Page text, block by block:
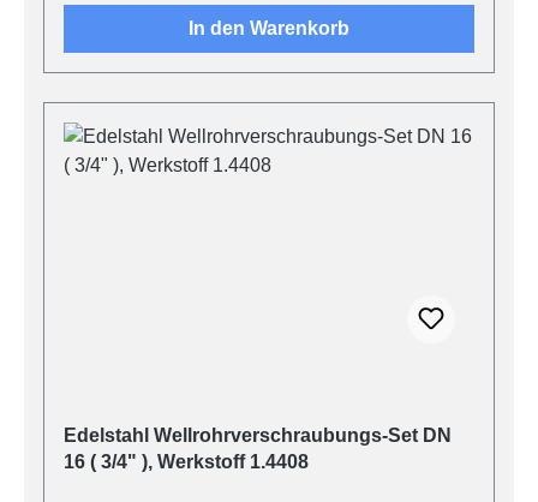
In den Warenkorb
Edelstahl Wellrohrverschraubungs-Set DN
16 ( 3/4" ), Werkstoff 1.4408